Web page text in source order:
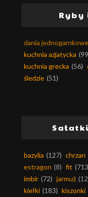
Ryby
dania jednogarnkowe
kuchnia azjatycka
kuchnia grecka (56)
śledzie (51)
bazylia (127) chrzan
estragon (8) fit
imbir (72) jarmuż
kiełki (183) kiszonki